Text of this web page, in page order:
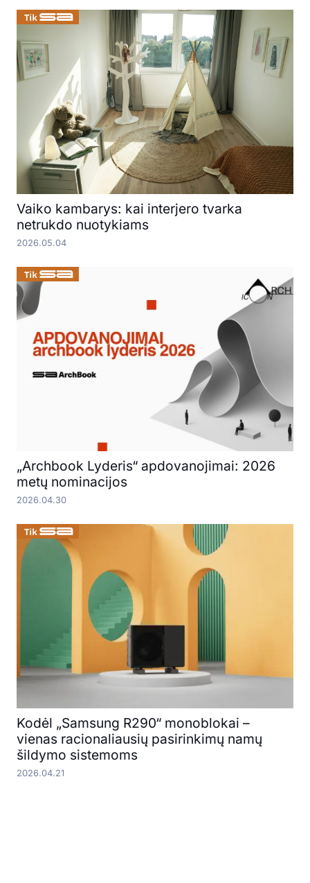
Vaiko kambarys: kai interjero tvarka
netrukdo nuotykiams
2026.05.04
„Archbook Lyderis“ apdovanojimai: 2026
metų nominacijos
2026.04.30
Kodėl „Samsung R290“ monoblokai –
vienas racionaliausių pasirinkimų namų
šildymo sistemoms
2026.04.21